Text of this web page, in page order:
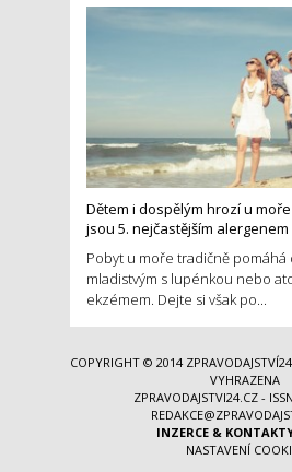
Dětem i dospělým hrozí u
jsou 5. nejčastějším alergenem
Pobyt u moře tradičně pomáhá
mladistvým s lupénkou nebo
ekzémem. Dejte si však po...
COPYRIGHT © 2014
VYHRAZENA
ZPRAVODAJSTVI24.CZ -
INZERCE&
NASTAVENÍ